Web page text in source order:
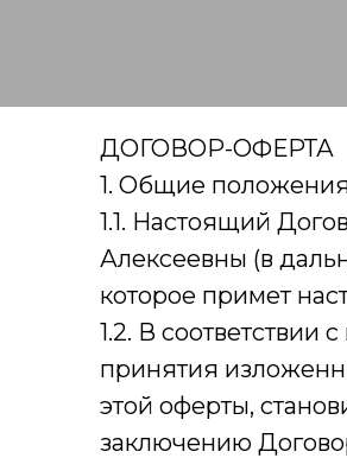
ДОГОВОР-ОФЕРТА
1. Общие
1.1. Настоящий
Алексеевны (в
которое примет
1.2. В
принятия
этой оферты,
заключению